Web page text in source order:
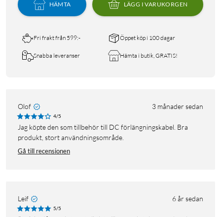
HÄMTA LÄGG I VARUKORGEN
Fri frakt från 599:- Öppet köp i 100 dagar
Snabba leveranser Hämta i butik, GRATIS!
Olof 3 månader sedan
4/5
Jag köpte den som tillbehör till DC förlängningskabel. Bra
produkt, stort användningsområde.
Gå till recensionen
Leif 6 år sedan
5/5